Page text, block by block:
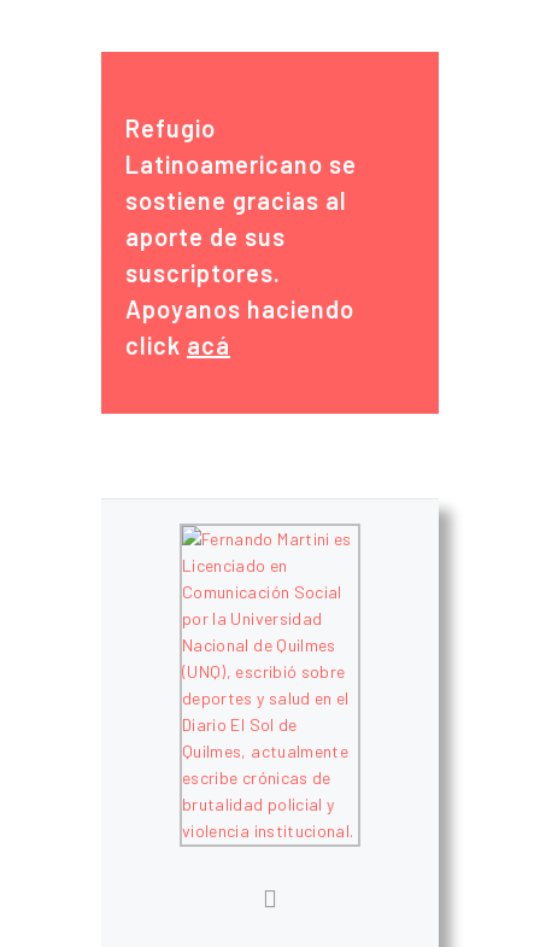
Refugio
Latinoamericano se
sostiene gracias al
aporte de sus
suscriptores.
Apoyanos haciendo
click acá